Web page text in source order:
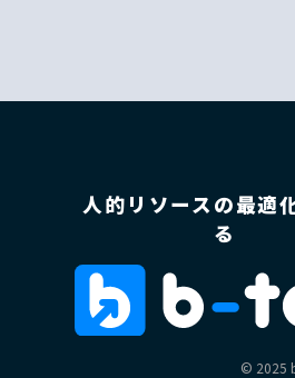
人的リソースの最適
る
©︎ 2025